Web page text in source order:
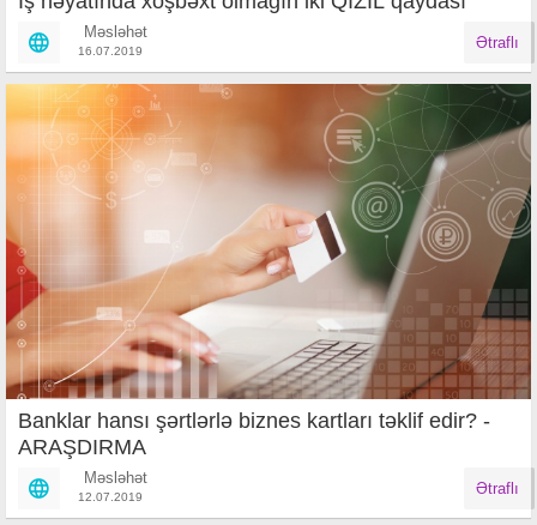
Məsləhət
16.07.2019 Ətraflı
Banklar hansı şərtlərlə biznes kartları təklif edir? -
ARAŞDIRMA
Məsləhət
12.07.2019 Ətraflı